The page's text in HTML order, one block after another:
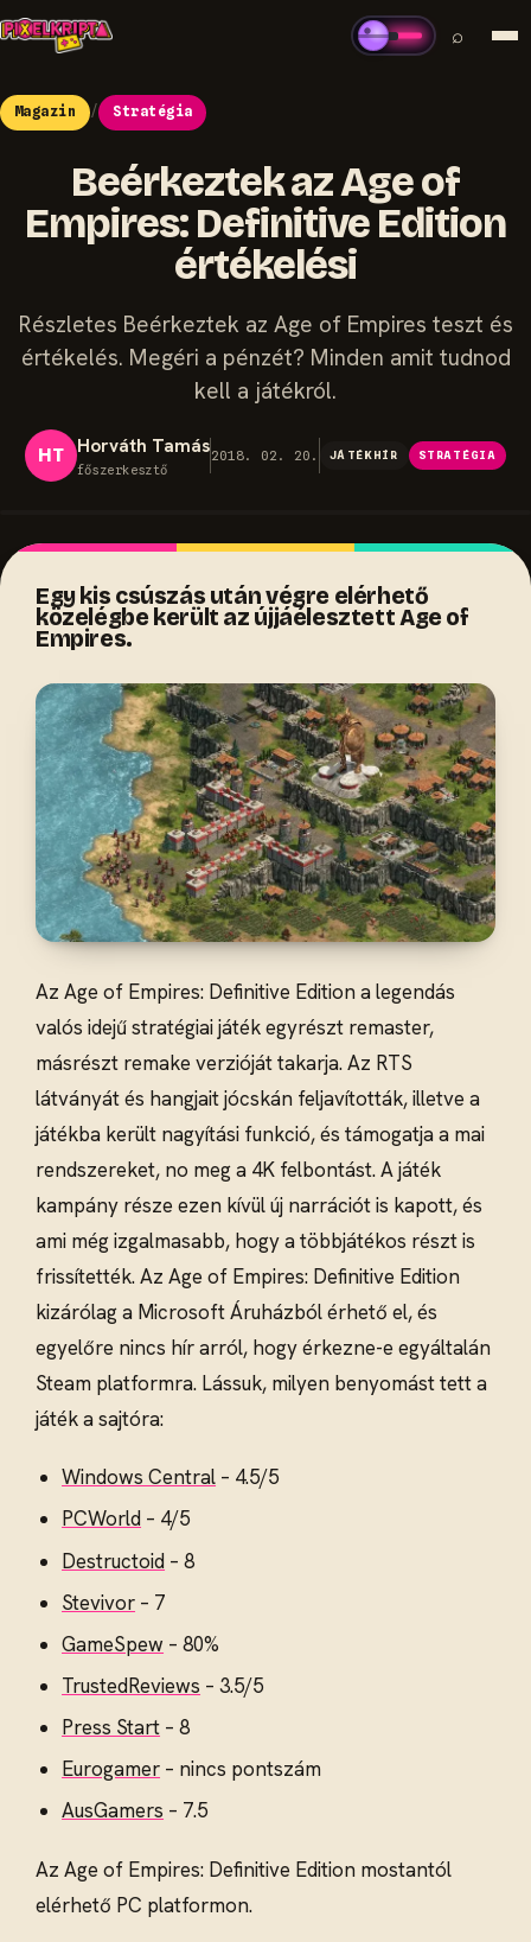
⌕
Magazin / Stratégia
Beérkeztek az Age of
Empires: Definitive Edition
értékelési
Részletes Beérkeztek az Age of Empires teszt és
értékelés. Megéri a pénzét? Minden amit tudnod
kell a játékról.
HT Horváth Tamás
főszerkesztő
2018. 02. 20. JÁTÉKHÍR STRATÉGIA
Egy kis csúszás után végre elérhető
közelégbe került az újjáélesztett Age of
Empires.
Az Age of Empires: Definitive Edition a legendás
valós idejű stratégiai játék egyrészt remaster,
másrészt remake verzióját takarja. Az RTS
látványát és hangjait jócskán feljavították, illetve a
játékba került nagyítási funkció, és támogatja a mai
rendszereket, no meg a 4K felbontást. A játék
kampány része ezen kívül új narrációt is kapott, és
ami még izgalmasabb, hogy a többjátékos részt is
frissítették. Az Age of Empires: Definitive Edition
kizárólag a Microsoft Áruházból érhető el, és
egyelőre nincs hír arról, hogy érkezne-e egyáltalán
Steam platformra. Lássuk, milyen benyomást tett a
játék a sajtóra:
Windows Central – 4.5/5
PCWorld – 4/5
Destructoid – 8
Stevivor – 7
GameSpew – 80%
TrustedReviews – 3.5/5
Press Start – 8
Eurogamer – nincs pontszám
AusGamers – 7.5
Az Age of Empires: Definitive Edition mostantól
elérhető PC platformon.